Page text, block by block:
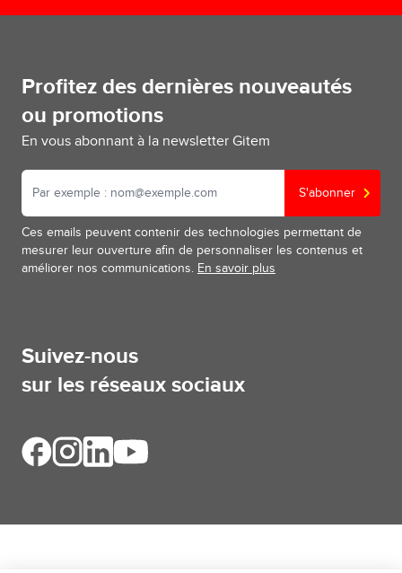
Profitez des dernières nouveautés
ou promotions
En vous abonnant à la newsletter Gitem
S'abonner
Ces emails peuvent contenir des technologies permettant de
mesurer leur ouverture afin de personnaliser les contenus et
améliorer nos communications. En savoir plus
Suivez-nous
sur les réseaux sociaux